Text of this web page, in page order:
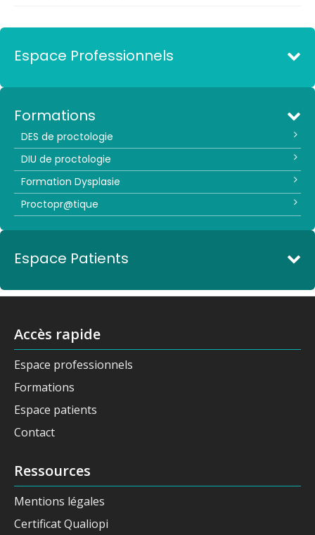
Espace Professionnels
Formations
DES de proctologie
DIU de proctologie
Formation Dysplasie
Proctopr@tique
Espace Patients
Accès rapide
Espace professionnels
Formations
Espace patients
Contact
Ressources
Mentions légales
Certificat Qualiopi